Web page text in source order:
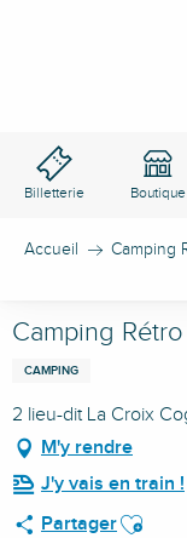
Billetterie Boutique
Accueil Camping
Camping
CAMPING
2 lieu-dit La Croix
M'y rendre
J'y vais en train !
PartagerAjouter